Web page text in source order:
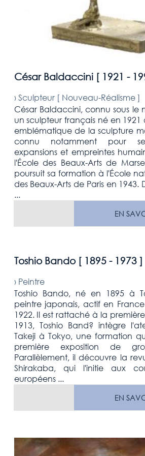
César Baldaccini [ 1921 -
›Sculpteur [ Nouveau-Réalisme]
César Baldaccini, connu sous le
un sculpteur français né en 1921
emblématique de la sculpture
connu notamment pour
expansions et empreintes
l'École des Beaux-Arts de
poursuit sa formation à l'École
des Beaux-Arts de Paris en 1943.
...
EN
Toshio Bando [ 1895 - 1973]
› Peintre
Toshio Bando, né en 1895 à
peintre japonais, actif en
1922. Il est rattaché à la
1913, Toshio Band? intègre
Takeji à Tokyo, une formation
première exposition de
Parallèlement, il découvre la
Shirakaba, qui l'initie aux
européens ...
EN